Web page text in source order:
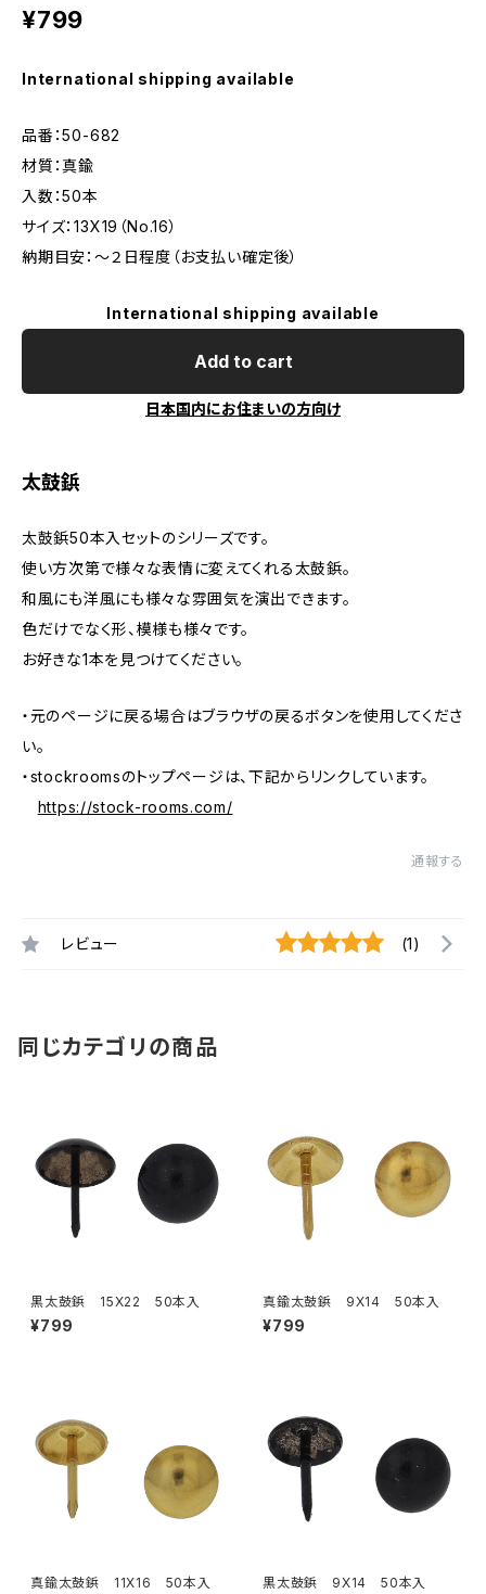
¥799
International shipping available
品番：50-682
材質：真鍮
入数：50本
サイズ：13X19（No.16）
納期目安：～２日程度（お支払い確定後）
International shipping available
Add to cart
日本国内にお住まいの方向け
太鼓鋲
太鼓鋲50本入セットのシリーズです。
使い方次第で様々な表情に変えてくれる太鼓鋲。
和風にも洋風にも様々な雰囲気を演出できます。
色だけでなく形、模様も様々です。
お好きな1本を見つけてください。
・元のページに戻る場合はブラウザの戻るボタンを使用してくださ
い。
・stockroomsのトップページは、下記からリンクしています。
https://stock-rooms.com/
通報する
レビュー (1)
同じカテゴリの商品
黒太鼓鋲 15X22 50本入
¥799
真鍮太鼓鋲 9X14 50本入
¥799
真鍮太鼓鋲 11X16 50本入 黒太鼓鋲 9X14 50本入